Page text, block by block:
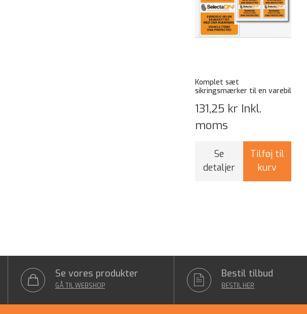
Komplet sæt
sikringsmærker til en varebil
131,25 kr Inkl.
moms
Se
detaljer
Tilføj til
kurv
Se vores produkter
GÅ TIL WEBSHOP
Bestil tilbud
BESTIL HER